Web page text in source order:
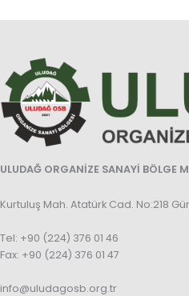
ULUDAĞ ORGANİZE SANAYİ BÖLGE
Kurtuluş Mah. Atatürk Cad. No:218
Tel: +90 (224) 376 01 46
Fax: +90 (224) 376 01 47
info@uludagosb.org.tr